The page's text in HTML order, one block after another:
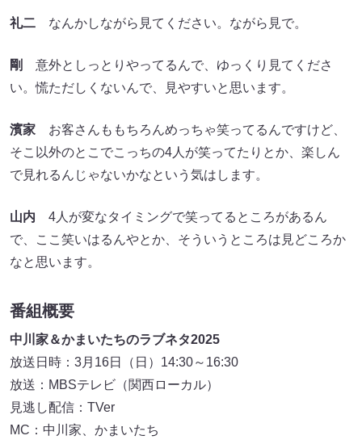
礼二 なんかしながら見てください。ながら見で。
剛
意外としっとりやってるんで、ゆっくり見てくださ
い。慌ただしくないんで、見やすいと思います。
濱家 お客さんももちろんめっちゃ笑ってるんですけど、
そこ以外のとこでこっちの4人が笑ってたりとか、楽しん
で見れるんじゃないかなという気はします。
山内 4人が変なタイミングで笑ってるところがあるん
で、ここ笑いはるんやとか、そういうところは見どころか
なと思います。
番組概要
中川家＆かまいたちのラブネタ2025
放送日時：3月16日（日）14:30～16:30
放送：MBSテレビ（関西ローカル）
見逃し配信：TVer
MC：中川家、かまいたち